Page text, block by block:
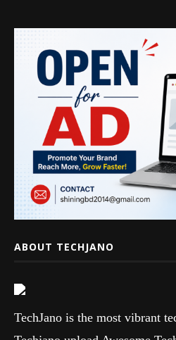
ABOUT TECHJANO
TechJano is the most vibrant